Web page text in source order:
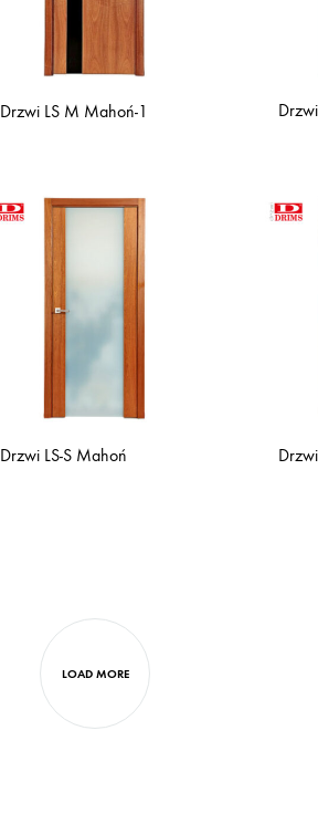
Drzwi LS M Mahoń-1
Drzwi LS-S Mahoń
LOAD MORE